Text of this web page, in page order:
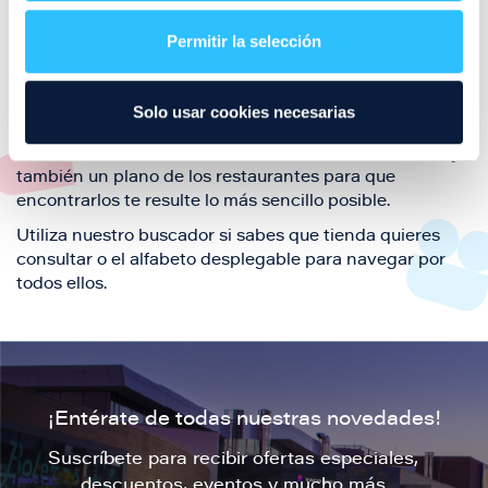
Permitir la selección
Solo usar cookies necesarias
también de nuestra oferta de ocio y shopping durante
tu visita.
El este directorio de restaurantes de Puerto Venecia
también un plano de los restaurantes para que
encontrarlos te resulte lo más sencillo posible.
Utiliza nuestro buscador si sabes que tienda quieres
consultar o el alfabeto desplegable para navegar por
todos ellos.
¡Entérate de todas nuestras novedades!
Suscríbete para recibir ofertas especiales,